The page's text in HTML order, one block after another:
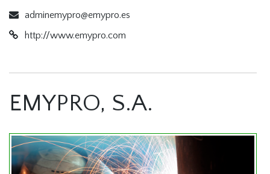
adminemypro@emypro.es
http://www.emypro.com
EMYPRO, S.A.